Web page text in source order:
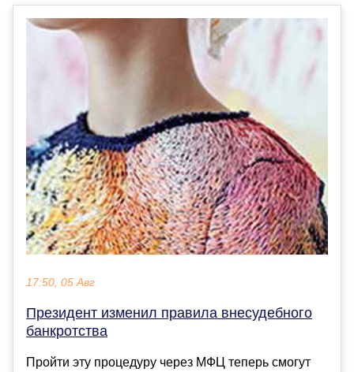
17:50, 05 Авг
Президент изменил правила внесудебного
банкротства
Пройти эту процедуру через МФЦ теперь смогут